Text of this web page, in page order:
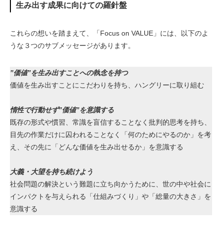
生み出す成果に向けての羅針盤
これらの想いを踏まえて、「Focus on VALUE」には、以下のよ
うな３つのサブメッセージがあります。
”価値”を生み出すことへの執念を持つ
価値を生み出すことにこだわりを持ち、ハングリーに取り組む
惰性で行動せず”価値”を意識する
既存の形式や慣習、常識を盲信することなく批判的思考を持ち、
目先の作業だけに囚われることなく「何のためにやるのか」を考
え、その先に「どんな価値を生み出せるか」を意識する
大義・大望を持ち続けよう
社会問題の解決という難題に立ち向かうために、世の中や社会に
インパクトを与えられる「仕組みづくり」や「総量の大きさ」を
意識する